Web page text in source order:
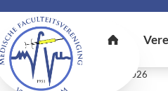
U bent hier: Home Introductie 2026